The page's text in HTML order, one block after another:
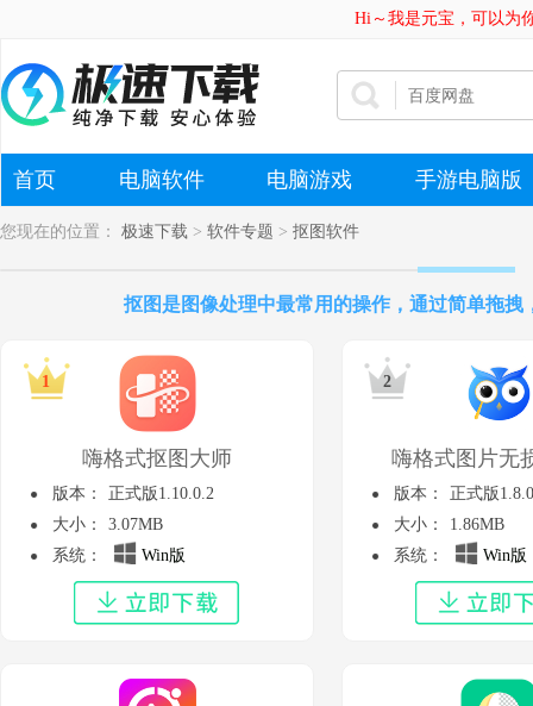
Hi～我是元宝，可以为
首页 电脑软件 电脑游戏 手游电脑版
您现在的位置： 极速下载 > 软件专题 > 抠图软件
抠图是图像处理中最常用的操作，通过简单拖
嗨格式抠图大师
版本：
正式版1.10.0.2
大小：
3.07MB
系统：
Win版
嗨格式图片无
版本：
正式版
大小：
1.86MB
系统：
Win版